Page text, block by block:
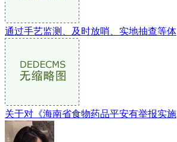
通过手艺监测、及时放哨、实地抽查等体
关于对《海南省食物药品平安有举报实施